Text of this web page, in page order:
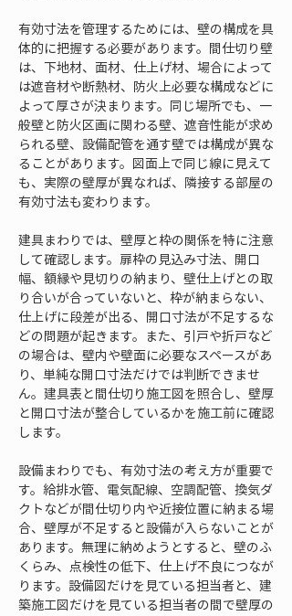
有効寸法を管理するためには、壁の構成を具
体的に把握する必要があります。間仕切り壁
は、下地材、面材、仕上げ材、場合によって
は遮音材や断熱材、防火上必要な構成などに
よって厚さが決まります。同じ場所でも、一
般壁と防火区画に関わる壁、遮音性能が求め
られる壁、設備配管を通す壁では構成が異な
ることがあります。図面上で同じ線に見えて
も、実際の壁厚が異なれば、隣接する部屋の
有効寸法も変わります。
建具まわりでは、壁厚と枠の関係を特に注意
して確認します。扉枠の見込み寸法、開口
幅、額縁や見切りの納まり、壁仕上げとの取
り合いが合っていないと、枠が納まらない、
仕上げに段差が出る、開口寸法が不足するな
どの問題が起きます。また、引戸や折戸など
の場合は、壁内や壁面に必要なスペースがあ
り、単純な開口寸法だけでは判断できませ
ん。建具表と間仕切り施工図を照合し、壁厚
と開口寸法が整合しているかを施工前に確認
します。
設備まわりでも、有効寸法の考え方が重要で
す。給排水管、電気配線、空調配管、換気ダ
クトなどが間仕切り内や近接位置に納まる場
合、壁厚が不足すると設備が入らないことが
あります。無理に納めようとすると、壁のふ
くらみ、点検性の低下、仕上げ不良につなが
ります。設備図だけを見ている担当者と、建
築施工図だけを見ている担当者の間で壁厚の